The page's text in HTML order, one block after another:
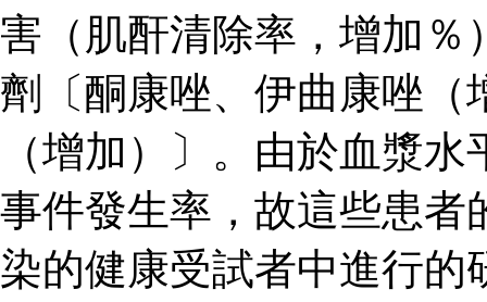
害（肌酐清除率，增加％
劑〔酮康唑、伊曲康唑（
（增加）〕。由於血漿
事件發生率，故這些患者
染的健康受試者中進行的